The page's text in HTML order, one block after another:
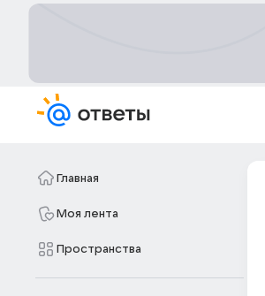
Главная
Моя лента
Пространства